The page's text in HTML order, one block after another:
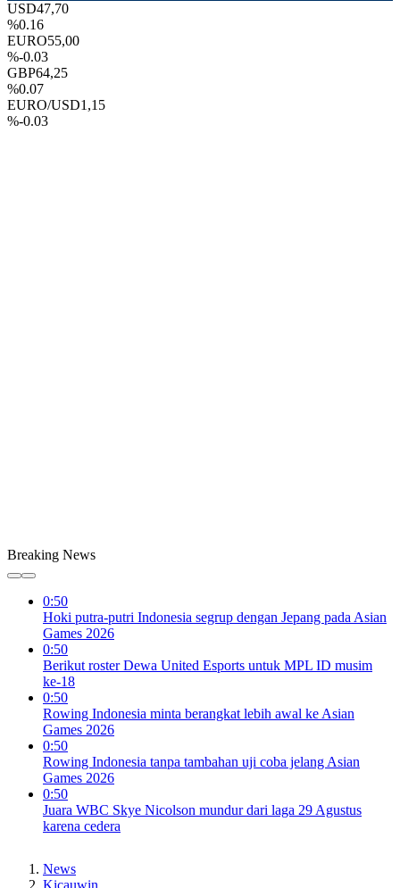
USD47,70
%0.16
EURO55,00
%-0.03
GBP64,25
%0.07
EURO/USD1,15
%-0.03
Breaking News
0:50
Hoki putra-putri Indonesia segrup dengan Jepang pada Asian
Games 2026
0:50
Berikut roster Dewa United Esports untuk MPL ID musim
ke-18
0:50
Rowing Indonesia minta berangkat lebih awal ke Asian
Games 2026
0:50
Rowing Indonesia tanpa tambahan uji coba jelang Asian
Games 2026
0:50
Juara WBC Skye Nicolson mundur dari laga 29 Agustus
karena cedera
News
Kicauwin